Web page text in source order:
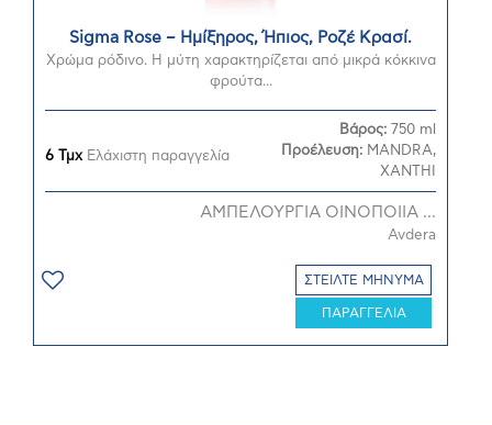
Sigma Rose – Ημίξηρος, Ήπιος, Ροζέ Κρασί.
Χρώμα ρόδινο. Η μύτη χαρακτηρίζεται από μικρά κόκκινα
φρούτα...
6 ΤμχΕλάχιστη παραγγελία
Βάρος: 750 ml
Προέλευση: MANDRA,
XANTHI
ΑΜΠΕΛΟΥΡΓΙΑ ΟΙΝΟΠΟΙΙΑ ...
Avdera
ΣΤΕΙΛΤΕ ΜΗΝΥΜΑ
ΠΑΡΑΓΓΕΛΙΑ